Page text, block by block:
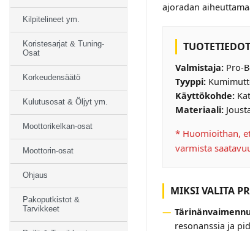
ajoradan
Valmistaja: Pro-
Tyyppi:
Käyttökohde:
Materiaali:
* Huomioithan,
varmista
MIKSI VALITA
resonanssia ja
Kilpitelineet ym.
Koristesarjat & Tuning-
Osat
Korkeudensäätö
Kulutusosat & Öljyt ym.
Moottorikelkan-osat
Moottorin-osat
Ohjaus
Pakoputkistot &
Tarvikkeet